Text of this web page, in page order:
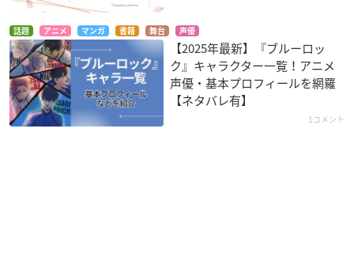
話題 アニメ マンガ 書籍 舞台 声優
【2025年最新】『ブルーロッ
ク』キャラクター一覧！アニメ
声優・基本プロフィールを網羅
【ネタバレ有】
1コメント